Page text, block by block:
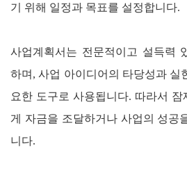
기 위해 일정과 목표를 설정합니다.
사업계획서는 전문적이고 설득력
하며, 사업 아이디어의 타당성과 실
요한 도구로 사용됩니다. 따라서 잠
게 자금을 조달하거나 사업의 성공
니다.